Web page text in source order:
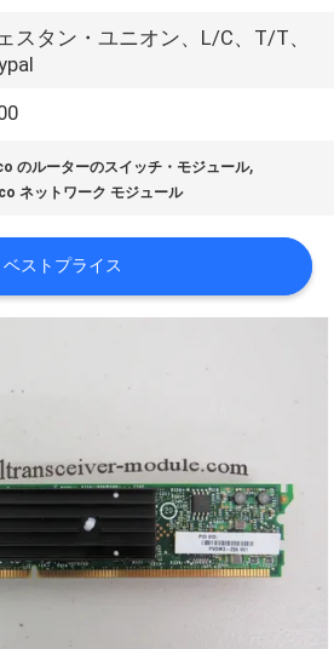
スタン・ユニオン、L/C、T/T、
のルーターのスイッチ・モジュール,
ネットワーク モジュール
ベストプライス